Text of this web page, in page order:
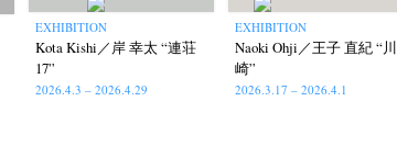
EXHIBITION
Kota Kishi／岸 幸太 “連荘
17”
2026.4.3 – 2026.4.29
EXHIBITION
Naoki Ohji／王子 直紀 “川
崎”
2026.3.17 – 2026.4.1